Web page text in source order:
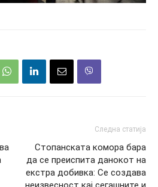
Следна статија
Стопанската комора бара
да се преиспита данокот на
екстра добивка: Се создава